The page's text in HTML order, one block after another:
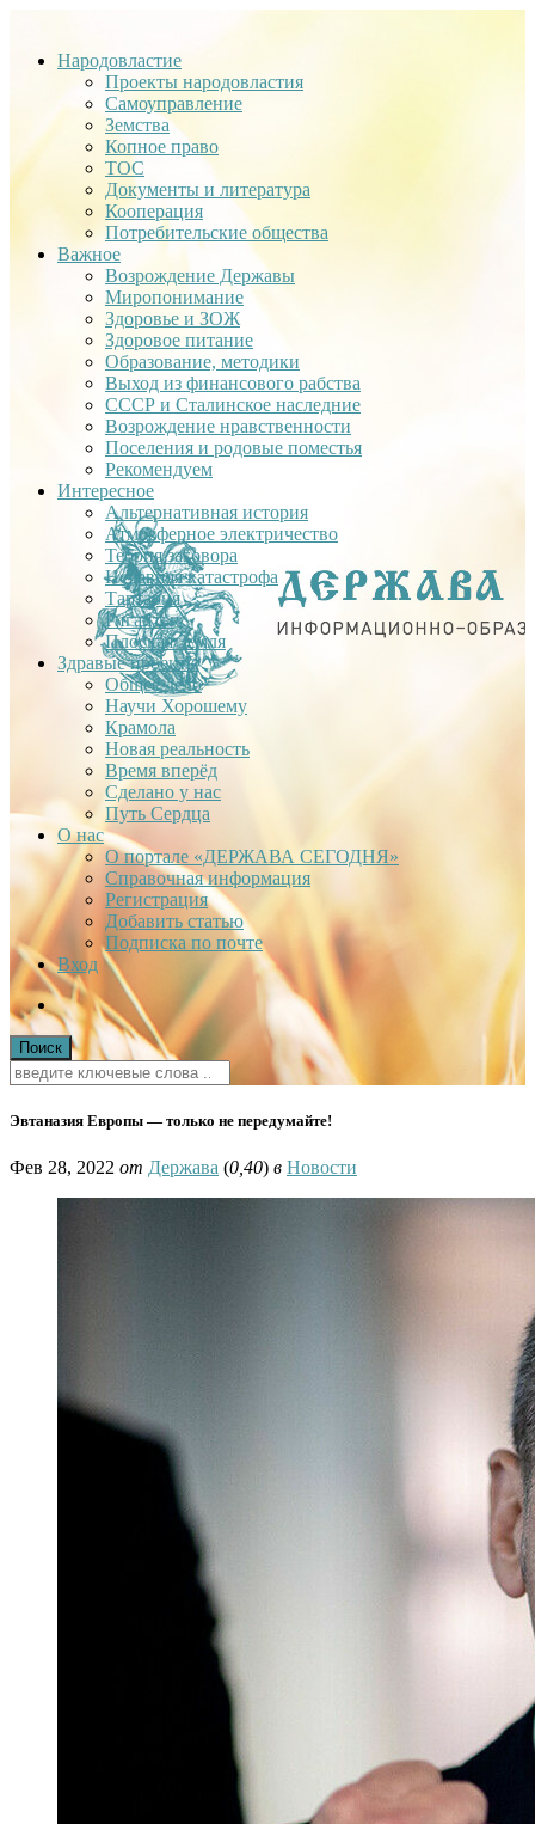
Народовластие
Проекты народовластия
Самоуправление
Земства
Копное право
ТОС
Документы и литература
Кооперация
Потребительские общества
Важное
Возрождение Державы
Миропонимание
Здоровье и ЗОЖ
Здоровое питание
Образование, методики
Выход из финансового рабства
СССР и Сталинское наследние
Возрождение нравственности
Поселения и родовые поместья
Рекомендуем
Интересное
Альтернативная история
Атмосферное электричество
Теория заговора
Недавняя катастрофа
Тартария
Гиганты
Плоская Земля
Здравые проекты
Общее дело
Научи Хорошему
Крамола
Новая реальность
Время вперёд
Сделано у нас
Путь Сердца
О нас
О портале «ДЕРЖАВА СЕГОДНЯ»
Справочная информация
Регистрация
Добавить статью
Подписка по почте
Вход
Эвтаназия Европы — только не передумайте!
Фев 28, 2022 от Держава (0,40) в Новости